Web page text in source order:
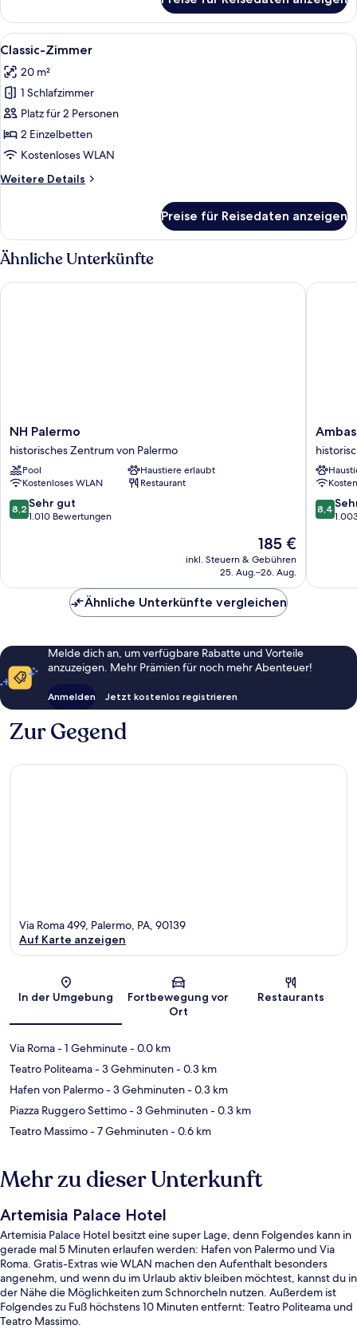
Alle
Fotos
für
Classic-
Zimmer
anzeigen
Ein Hotelzimmer mit zwei
4
Classic-Zimmer
20 m²
1 Schlafzimmer
Platz für 2 Personen
2 Einzelbetten
Kostenloses WLAN
Weitere Details
Weitere
Zimmer
Preise für Reisedaten anzeigen
Ähnliche Unterkünfte
NH
Palermo
historisches
Zentrum
von
Palermo
NH Palermo
historisches Zentrum von Palermo
Pool
Haustiere erlaubt
Kostenloses WLAN
Restaurant
8.2
von
Bewertungen
8,2 Sehr gut
1.010 Bewertungen
Der
Preis
beträgt
185 €
inkl. Steuern & Gebühren
25. Aug.–26. Aug.
NH Palermo
Hotel
von
Palermo
8.4
von
8,4
Ähnliche Unterkünfte vergleichen
Melde dich an, um verfügbare Rabatte und Vorteile
anzuzeigen. Mehr Prämien für noch mehr Abenteuer!
Anmelden Jetzt kostenlos registrieren
Zur Gegend
Karte
Via Roma 499, Palermo, PA, 90139
Auf Karte anzeigen
In der Umgebung
Fortbewegung vor
Ort
Restaurants
Via Roma- 1 Gehminute- 0.0 km
Teatro Politeama- 3 Gehminuten- 0.3 km
Hafen von Palermo- 3 Gehminuten- 0.3 km
Piazza Ruggero Settimo- 3 Gehminuten- 0.3 km
Teatro Massimo- 7 Gehminuten- 0.6 km
Mehr zu dieser Unterkunft
Artemisia Palace Hotel
Artemisia Palace Hotel besitzt eine super Lage, denn Folgendes kann in
gerade mal 5 Minuten erlaufen werden: Hafen von Palermo und Via
Roma. Gratis-Extras wie WLAN machen den Aufenthalt besonders
angenehm, und wenn du im Urlaub aktiv bleiben möchtest, kannst du in
der Nähe die Möglichkeiten zum Schnorcheln nutzen. Außerdem ist
Folgendes zu Fuß höchstens 10 Minuten entfernt: Teatro Politeama und
Teatro Massimo.